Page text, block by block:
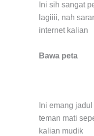
Ini sih sangat
lagiiii, nah
internet kalian
Bawa peta
Ini emang
teman mati
kalian mudik